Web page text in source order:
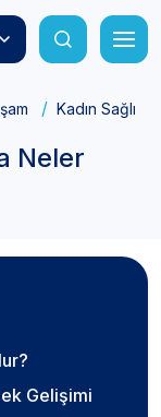
Kadın Sağlığı
Neler
Gelişimi